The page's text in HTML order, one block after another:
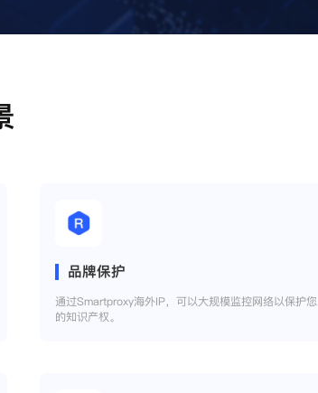
品牌保护
通过Smartproxy海外IP，可以大规模监控网络以保护您
的知识产权。